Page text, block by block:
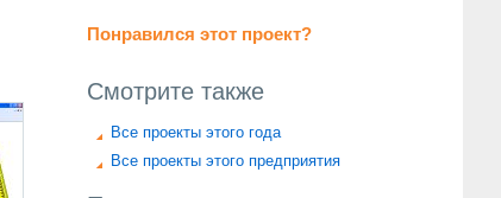
Понравился этот проект?
Смотрите также
Все проекты этого года
Все проекты этого предприятия